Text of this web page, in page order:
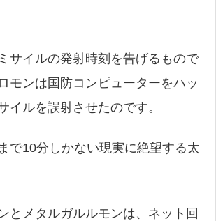
サイルの発射時刻を告げるもので
モンは国防コンピューターをハッ
イルを誤射させたのです。
で10分しかない現実に絶望する太
とメタルガルルモンは、ネット回